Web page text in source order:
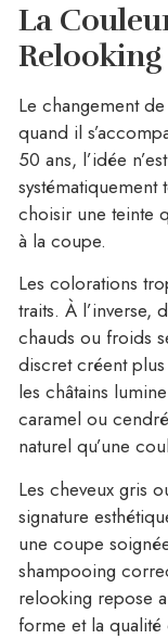
La
Relooking
Le changement
quand il
50 ans, l’idée
systématiquement
choisir une teinte
à la coupe.
Les colorations
traits. À l’inverse,
chauds ou froids
discret créent
les châtains
caramel ou
naturel qu’une
Les cheveux gris
signature
une coupe
shampooing
relooking repose
forme et la qualité